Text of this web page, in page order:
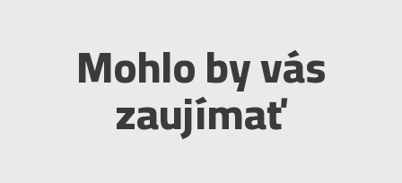
Mohlo by vás
zaujímať